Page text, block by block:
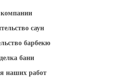
саун
барбекю
бани
наших работ